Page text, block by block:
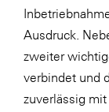
Ausdruck.
zweiter
verbindet und
zuverlässig